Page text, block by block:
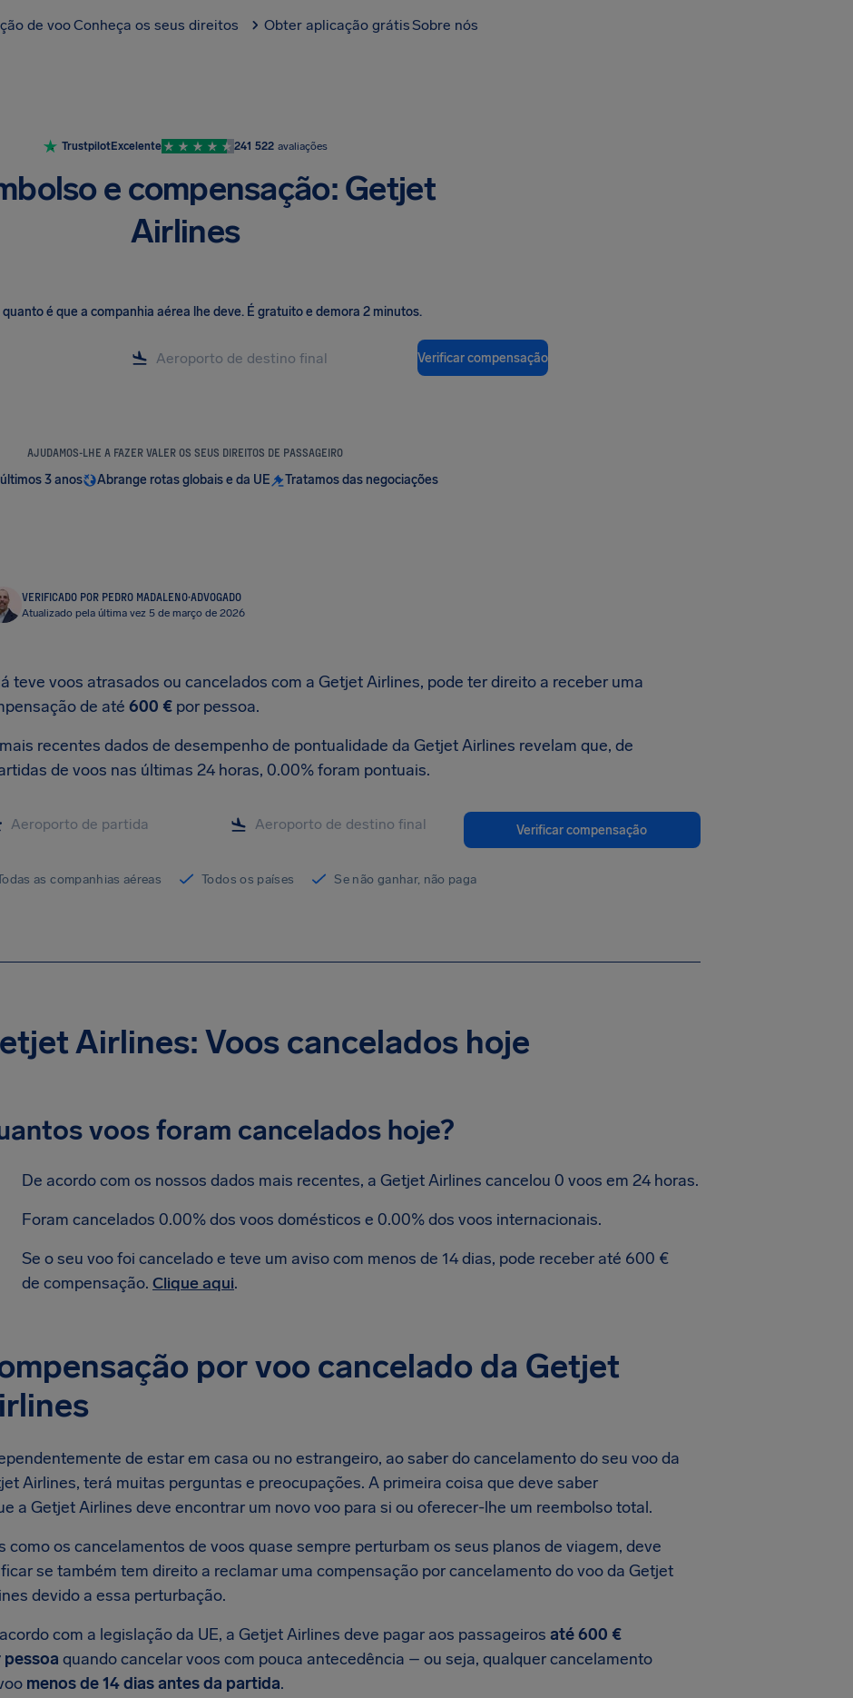
de vooConheça os seus direitos Obter aplicação grátisSobre nós
TrustpilotExcelente 241 522 avaliações
e compensação: Getjet
Airlines
é que a companhia aérea lhe deve. É gratuito e demora 2 minutos.
Verificar compensação
AJUDAMOS-LHE A FAZER VALER OS SEUS DIREITOS DE PASSAGEIRO
3 anos Abrange rotas globais e da UE Tratamos das negociações
VERIFICADO POR PEDRO MADALENO·ADVOGADO
Atualizado pela última vez 5 de março de 2026
teve voos atrasados ou cancelados com a Getjet Airlines, pode ter direito a receber uma
de até 600 € por pessoa.
recentes dados de desempenho de pontualidade da Getjet Airlines revelam que, de
de voos nas últimas 24 horas, 0.00% foram pontuais.
Verificar compensação
as companhias aéreas Todos os países Se não ganhar, não paga
Airlines: Voos cancelados hoje
voos foram cancelados hoje?
De acordo com os nossos dados mais recentes, a Getjet Airlines cancelou 0 voos em 24 horas.
Foram cancelados 0.00% dos voos domésticos e 0.00% dos voos internacionais.
Se o seu voo foi cancelado e teve um aviso com menos de 14 dias, pode receber até 600 €
de compensação. Clique aqui.
por voo cancelado da Getjet
de estar em casa ou no estrangeiro, ao saber do cancelamento do seu voo da
Airlines, terá muitas perguntas e preocupações. A primeira coisa que deve saber
a Getjet Airlines deve encontrar um novo voo para si ou oferecer-lhe um reembolso total.
como os cancelamentos de voos quase sempre perturbam os seus planos de viagem, deve
se também tem direito a reclamar uma compensação por cancelamento do voo da Getjet
devido a essa perturbação.
com a legislação da UE, a Getjet Airlines deve pagar aos passageiros até 600 €
pessoa quando cancelar voos com pouca antecedência – ou seja, qualquer cancelamento
menos de 14 dias antes da partida.